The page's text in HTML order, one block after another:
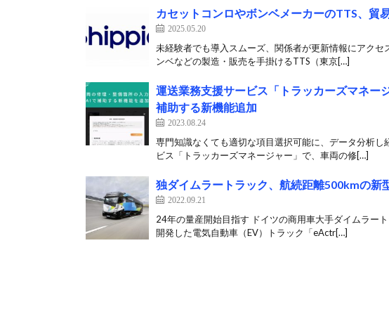
カセットコンロやボンベメーカーのTTS、貿
2025.05.20
未経験者でも導入スムーズ、関係者が更新情報にアク
ンベなどの製造・販売を手掛けるTTS（東京[…]
運送業務支援サービス「トラッカーズマネー
補助する新機能追加
2023.08.24
専門知識なくても適切な項目選択可能に、データ分析
ビス「トラッカーズマネージャー」で、車両の修[…]
独ダイムラートラック、航続距離500kmの新
2022.09.21
24年の量産開始目指す ドイツの商用車大手ダイムラー
開発した電気自動車（EV）トラック「eActr[…]